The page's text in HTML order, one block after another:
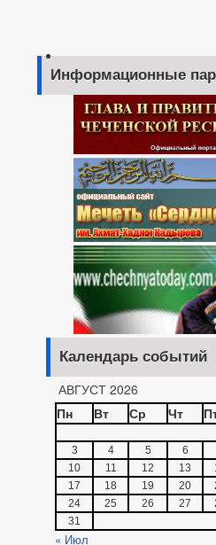
Информационные
Календарь событий
АВГУСТ 2026
Пн
Вт Ср Чт
3
4 5 6
10
11 12 13
17
18 19 20
24
25 26 27
31
« Июл